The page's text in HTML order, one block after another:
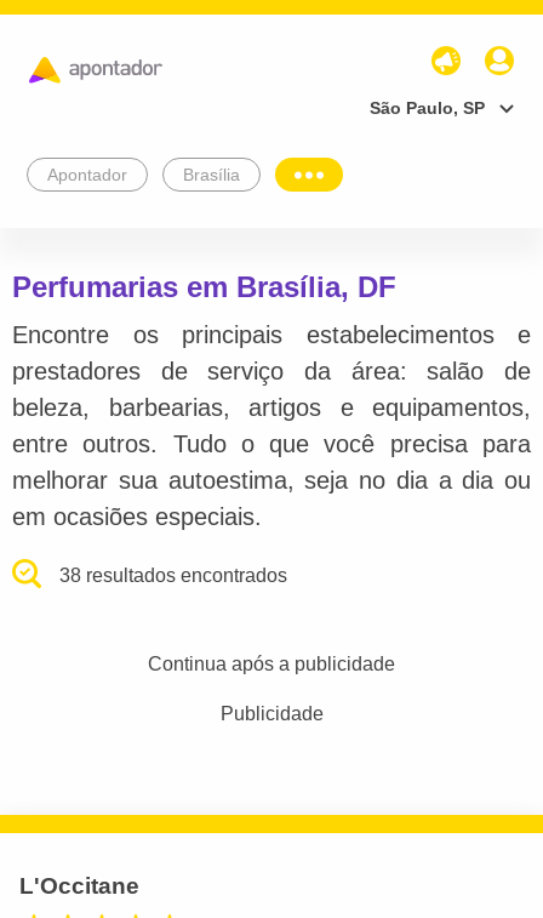
São Paulo, SP
Apontador Brasília
Perfumarias em Brasília, DF
Encontre os principais estabelecimentos e
prestadores de serviço da área: salão de
beleza, barbearias, artigos e equipamentos,
entre outros. Tudo o que você precisa para
melhorar sua autoestima, seja no dia a dia ou
em ocasiões especiais.
38 resultados encontrados
Continua após a publicidade
Publicidade
L'Occitane